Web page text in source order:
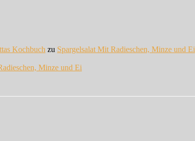
Kochbuch zu Spargelsalat Mit Radieschen, Minze und Ei
Minze und Ei